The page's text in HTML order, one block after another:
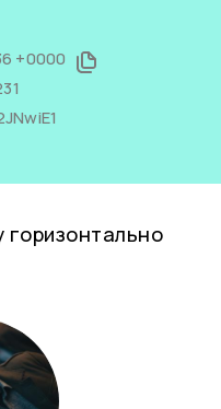
+0000
горизонтально